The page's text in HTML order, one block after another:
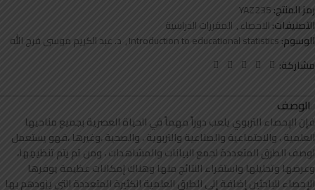
رمز المنتج:YAZ235
التصنيفات:الاحصاء, المقررات الدراسية
الوسوم:Introduction to educational statistics
, د. عبد الكريم موسى فرج الله
مشاركة:
الوصف
فإن الإحصاء التربوي يلعب دوراً مهماً في الحياة العصرية بجميع مناحيها
العلمية ، والاجتماعية والصناعية والتربوية ، والصحية ،وغيرها ،فهو يستعمل
لوصف الطرق المتعددة لجمع البيانات والمشاهدات ، ومن ثم يتم تنظيمِها،
وعرضها وتحليلها واستقراء النتائج منها وهناك إمكانات عظيمة يوفرها
الإحصاء للباحثين إضافة إلي الطرق العلمية الكثيرة المتعددة التي يزودهم بها